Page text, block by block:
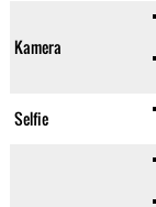
Kamera
Selfie